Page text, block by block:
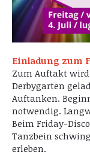
Einladung zum
Zum Auftakt
Derbygarten
Auftanken.
notwendig.
Beim Friday-
Tanzbein
erleben.